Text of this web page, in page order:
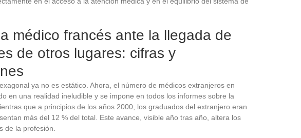
médico francés ante la llegada de
de otros lugares: cifras y
ya no es estático. Ahora, el número de médicos extranjeros en
en una realidad ineludible y se impone en todos los informes sobre la
que a principios de los años 2000, los graduados del extranjero eran
más del 12 % del total. Este avance, visible año tras año, altera los
de la profesión.